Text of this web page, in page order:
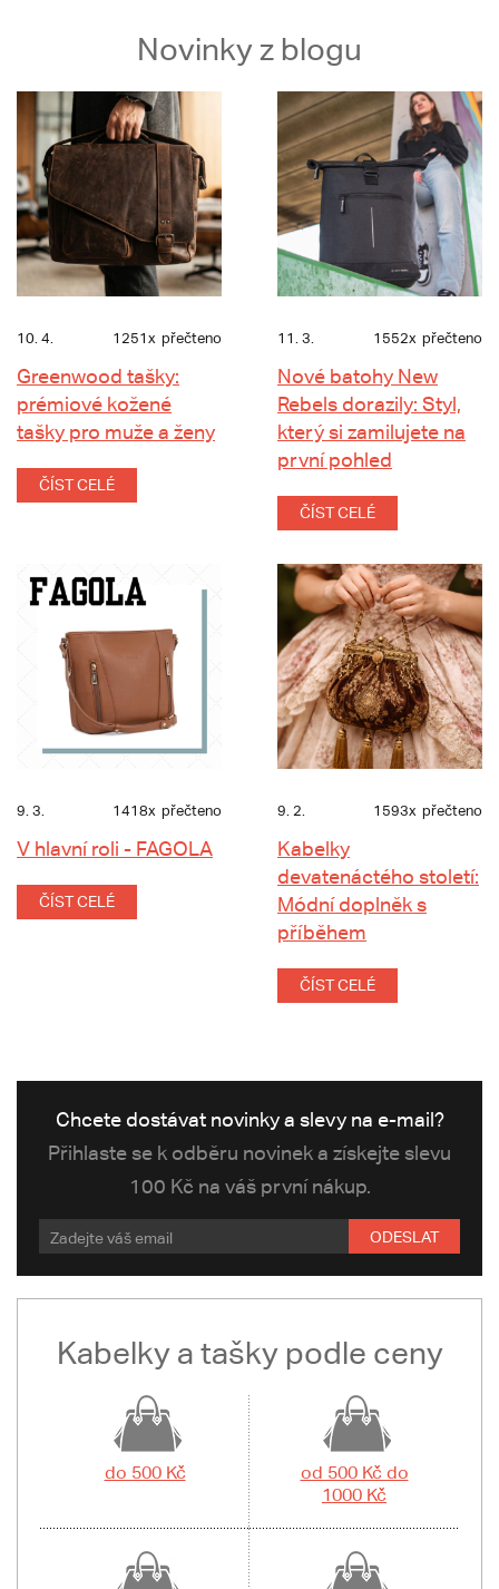
Novinky z blogu
10. 4. 1251x přečteno
Greenwood tašky:
prémiové kožené
tašky pro muže a ženy
ČÍST CELÉ
11. 3. 1552x přečteno
Nové batohy New
Rebels dorazily: Styl,
který si zamilujete na
první pohled
ČÍST CELÉ
9. 3. 1418x přečteno
V hlavní roli - FAGOLA
ČÍST CELÉ
9. 2. 1593x přečteno
Kabelky
devatenáctého století:
Módní doplněk s
příběhem
ČÍST CELÉ
Chcete dostávat novinky a slevy na e-mail?
Přihlaste se k odběru novinek a získejte slevu
100 Kč na váš první nákup.
ODESLAT
Kabelky a tašky podle ceny
do 500 Kč
od 500 Kč do
1000 Kč